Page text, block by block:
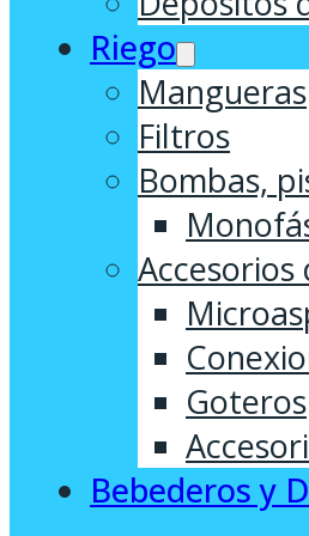
Riego
Mangueras
Filtros
Bombas,
Accesorios
Goteros
Bebederos y